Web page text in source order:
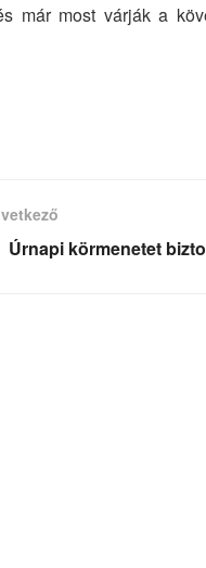
már most várják a
Úrnapi körmenetet